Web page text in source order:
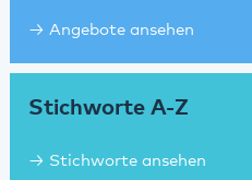
Angebote ansehen
Stichworte A-Z
Stichworte ansehen